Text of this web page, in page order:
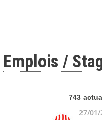
Emplois /
743
27/01/